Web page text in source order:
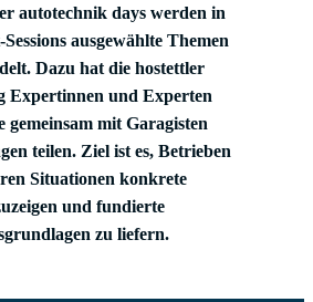
autotechnik days werden in
ausgewählte Themen
Dazu hat die hostettler
Expertinnen und Experten
gemeinsam mit Garagisten
teilen. Ziel ist es, Betrieben
Situationen konkrete
und fundierte
zu liefern.